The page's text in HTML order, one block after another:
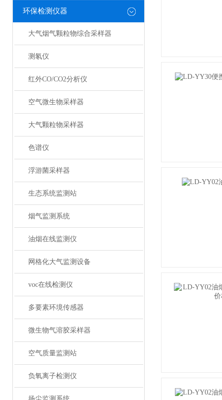
环保检测仪器
大气烟气颗粒物综合采样器
测氡仪
红外CO/CO2分析仪
空气微生物采样器
大气颗粒物采样器
色谱仪
浮游菌采样器
生态系统监测站
烟气监测系统
油烟在线监测仪
网格化大气监测设备
voc在线检测仪
多要素环境传感器
微生物气溶胶采样器
空气质量监测站
负氧离子检测仪